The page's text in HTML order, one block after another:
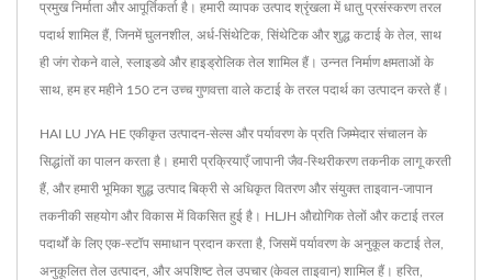
प्रमुख निर्माता और आपूर्तिकर्ता है। हमारी व्यापक उत्पाद श्रृंखला में धातु प्रसंस्करण तरल
पदार्थ शामिल हैं, जिनमें घुलनशील, अर्ध-सिंथेटिक, सिंथेटिक और शुद्ध कटाई के तेल, साथ
ही जंग रोकने वाले, स्लाइडवे और हाइड्रोलिक तेल शामिल हैं। उन्नत निर्माण क्षमताओं के
साथ, हम हर महीने 150 टन उच्च गुणवत्ता वाले कटाई के तरल पदार्थ का उत्पादन करते हैं।
HAI LU JYA HE एकीकृत उत्पादन-सेल्स और पर्यावरण के प्रति जिम्मेदार संचालन के
सिद्धांतों का पालन करता है। हमारी प्रक्रियाएँ जापानी जैव-स्थिरीकरण तकनीक लागू करती
हैं, और हमारी भूमिका शुद्ध उत्पाद बिक्री से अधिकृत वितरण और संयुक्त ताइवान-जापान
तकनीकी सहयोग और विकास में विकसित हुई है। HLJH औद्योगिक तेलों और कटाई तरल
पदार्थों के लिए एक-स्टॉप समाधान प्रदान करता है, जिसमें पर्यावरण के अनुकूल कटाई तेल,
अनुकूलित तेल उत्पादन, और अपशिष्ट तेल उपचार (केवल ताइवान) शामिल हैं। हरित,